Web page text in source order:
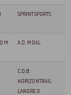
SPRINTSPORTS
M A.D. MOAL
C.D.B.
HORIZONTRAIL
LANGREO